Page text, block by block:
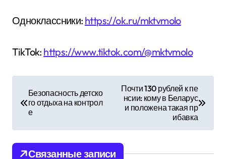
Одноклассники: https://ok.ru/mktvmolo
TikTok: https://www.tiktok.com/@mktvmolo
в
и
Безопасность детско
го отдыха на контрол
е
Почти 130 рублей к пе
нсии: кому в Беларус
и положена такая пр
ибавка
Связанные записи